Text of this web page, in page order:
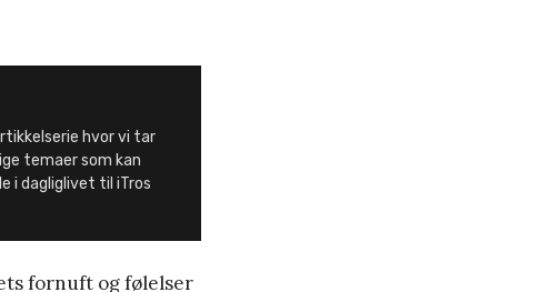
hvor vi tar
temaer som kan
i dagliglivet til iTros
fornuft og følelser